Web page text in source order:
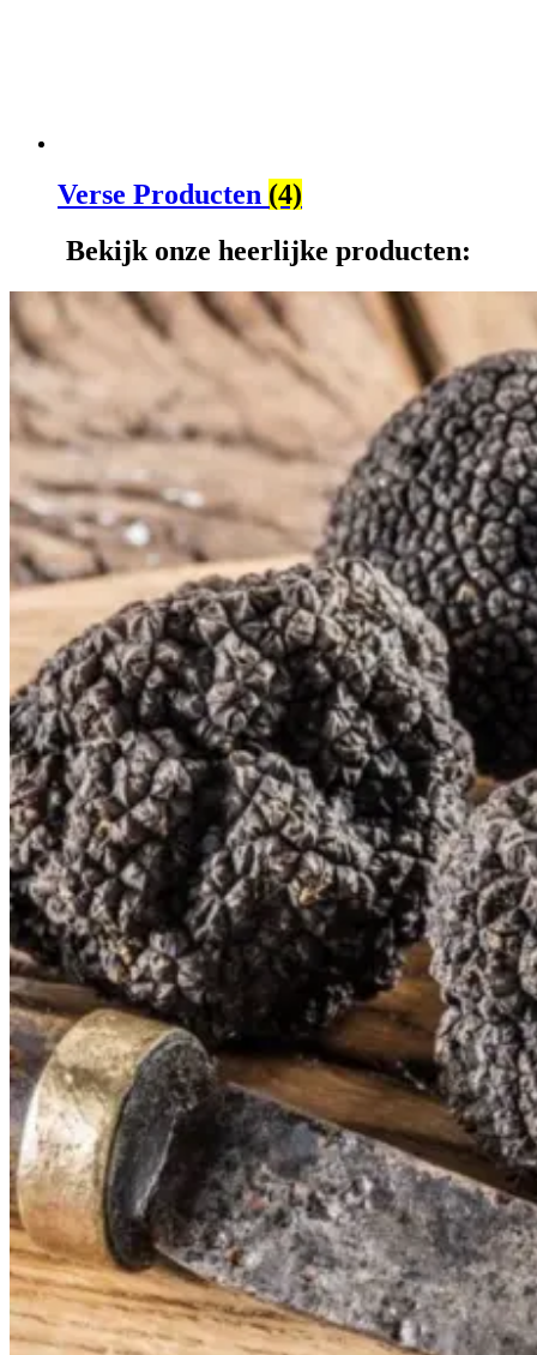
Verse Producten (4)
Bekijk onze heerlijke producten: